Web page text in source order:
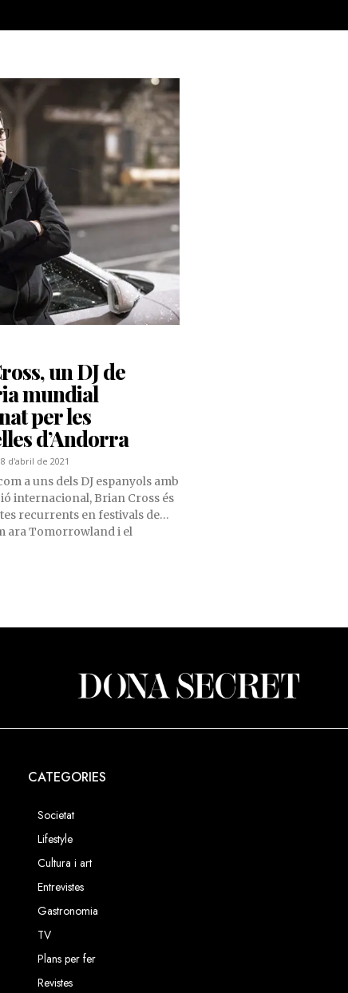
un DJ de
mundial
per les
d’Andorra
8 d'abril de 2021
a uns dels DJ espanyols amb
internacional, Brian Cross és
recurrents en festivals de
ara Tomorrowland i el
CATEGORIES
Societat
Lifestyle
Cultura i art
Entrevistes
Gastronomia
TV
Plans per fer
Revistes